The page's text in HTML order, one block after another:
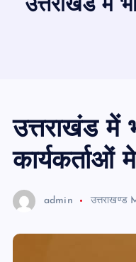
उत्तराखंड में
उत्तराखंड में
कार्यकर्ताओं
admin उत्तराखण्ड